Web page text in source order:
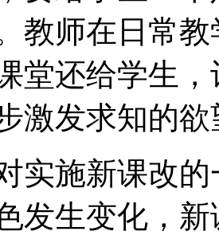
教师在日常
堂还给学生
激发求知的
实施新课改
发生变化，